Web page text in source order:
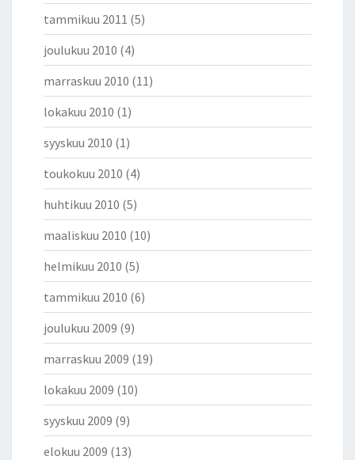
tammikuu 2011 (5)
joulukuu 2010 (4)
marraskuu 2010 (11)
lokakuu 2010 (1)
syyskuu 2010 (1)
toukokuu 2010 (4)
huhtikuu 2010 (5)
maaliskuu 2010 (10)
helmikuu 2010 (5)
tammikuu 2010 (6)
joulukuu 2009 (9)
marraskuu 2009 (19)
lokakuu 2009 (10)
syyskuu 2009 (9)
elokuu 2009 (13)